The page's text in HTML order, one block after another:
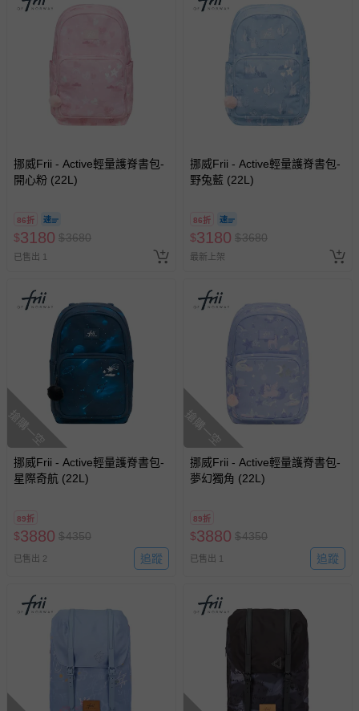
上服務，經消費者事先同意始提供（例如線上課程、遊
戲或活動點數等）。
-個人衛生用品（例如尿布、貼身衣物、泳裝、襪子、地
墊、寢具類等）。
-新生兒親膚衣物（嬰幼兒包巾與背巾、包屁衣、學習
褲、紗布衣等）。
-其他原廠盒裝商品封口處已貼上「不可拆封」，或具警
示字句等說明貼紙、封條者。
國際航空、客運、訂房等服務。
相關的退換貨辦理流程，可詳見：退換貨 & 退款問題
其他常見問題：
運送服務：目前提供的運送僅限台灣本島。如您位於離島地
區，可能會無法配送，或須依據商品需加收離島運費。廠商
亦保留出貨與否的權利。離島、偏遠地區、樓層親送等加價
費用，可能會另需加收。
商品實際的配達日期，可於訂單個人資料內的查詢訂單內，
已出貨通知之訊息為主。
如您收到商品，請依正常流程檢查是否完好，若商品遇瑕疵
情形，您可申請更換新品或退貨，請見：退貨的辦理流程。
若您對於會員帳號、商品訂購與資訊、購物流程、付款方
問，你可詳見：
媽咪愛客服中心。
預購商品：預購為海外同步代購，遇缺貨即會通知媽咪並協
助取消退款事宜。
會主動以簡訊及mail通知訂單取消事宜，並將提供適當補
償。
挪威Frii - Active輕量護脊書包-
開心粉 (22L)
86折
$3180 $3680
已售出 1
挪威Frii - Active輕量護脊書包-
野兔藍 (22L)
86折
$3180 $3680
最新上架
搶購一空
挪威Frii - Active輕量護脊書包-
星際奇航 (22L)
89折
$3880 $4350
已售出 2 追蹤
搶購一空
挪威Frii - Active輕量護脊書包-
夢幻獨角 (22L)
89折
$3880 $4350
已售出 1 追蹤